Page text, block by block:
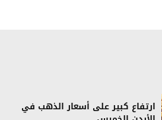
ارتفاع كبير على أسعار الذهب في